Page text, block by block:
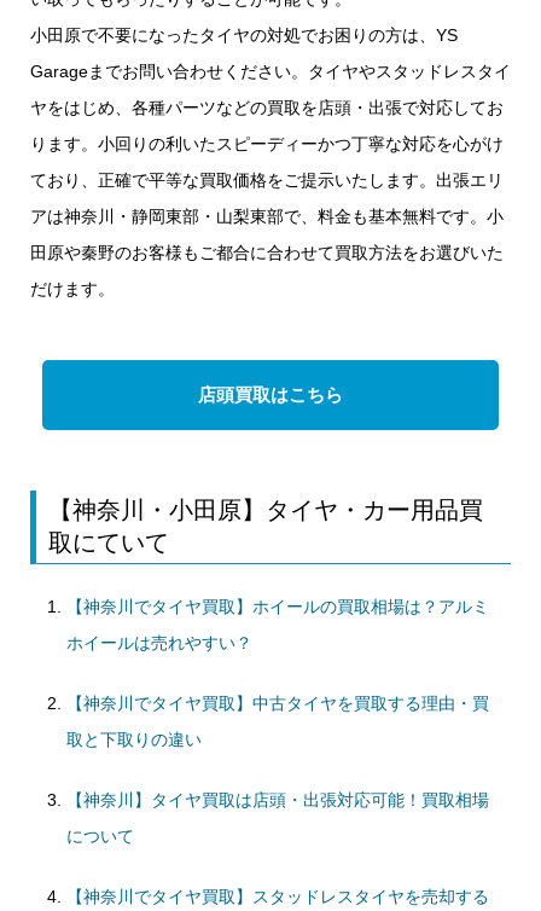
小田原で不要になったタイヤの対処でお困りの方は、YS
Garageまでお問い合わせください。タイヤやスタッドレスタイ
ヤをはじめ、各種パーツなどの買取を店頭・出張で対応してお
ります。小回りの利いたスピーディーかつ丁寧な対応を心がけ
ており、正確で平等な買取価格をご提示いたします。出張エリ
アは神奈川・静岡東部・山梨東部で、料金も基本無料です。小
田原や秦野のお客様もご都合に合わせて買取方法をお選びいた
だけます。
店頭買取はこちら
【神奈川・小田原】タイヤ・カー用品買
取にていて
【神奈川でタイヤ買取】ホイールの買取相場は？アルミ
ホイールは売れやすい？
【神奈川でタイヤ買取】中古タイヤを買取する理由・買
取と下取りの違い
【神奈川】タイヤ買取は店頭・出張対応可能！買取相場
について
【神奈川でタイヤ買取】スタッドレスタイヤを売却する